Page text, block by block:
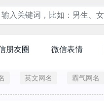
朋友圈 微信表情
英文网名 霸气网名